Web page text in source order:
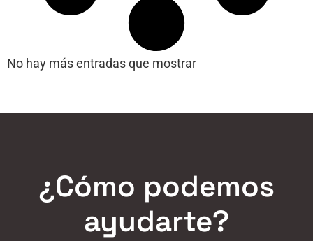
No hay más entradas que mostrar
¿Cómo podemos
ayudarte?